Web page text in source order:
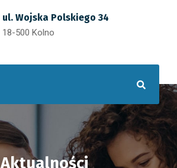
ul. Wojska Polskiego 34
18-500 Kolno
Aktualności